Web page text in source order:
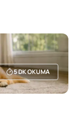
5DK OKUMA